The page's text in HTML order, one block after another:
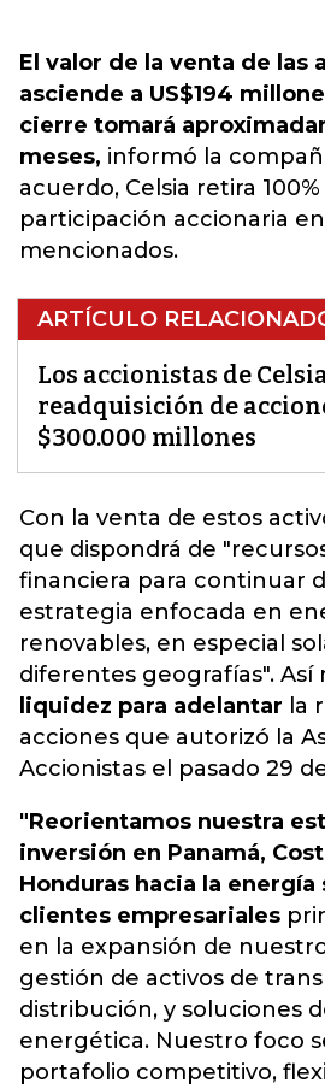
El valor de la venta de las
asciende a US$194
cierre tomará
meses, informó la
acuerdo, Celsia retira 100%
participación accionaria
mencionados.
ARTÍCULO
Los accionistas de
readquisición de
$300.000 millones
Con la venta de estos
que dispondrá de
financiera para continuar
estrategia enfocada en
renovables, en especial
diferentes geografías". Así
liquidez para adelantar la
acciones que autorizó la
Accionistas el pasado 29
"Reorientamos nuestra
inversión en Panamá,
Honduras hacia la energía
clientes empresariales
en la expansión de
gestión de activos de
distribución, y soluciones
energética. Nuestro foco
portafolio competitivo,